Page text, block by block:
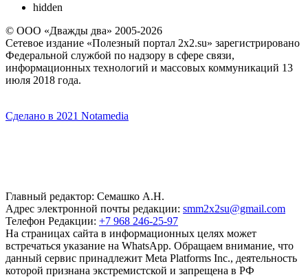
hidden
© ООО «Дважды два» 2005-2026
Сетевое издание «Полезный портал 2x2.su» зарегистрировано
Федеральной службой по надзору в сфере связи,
информационных технологий и массовых коммуникаций 13
июля 2018 года.
Сделано в 2021 Notamedia
Главный редактор: Семашко А.Н.
Адрес электронной почты редакции: smm2x2su@gmail.com
Телефон Редакции: +7 968 246-25-97
На страницах сайта в информационных целях может
встречаться указание на WhatsApp. Обращаем внимание, что
данный сервис принадлежит Meta Platforms Inc., деятельность
которой признана экстремистской и запрещена в РФ